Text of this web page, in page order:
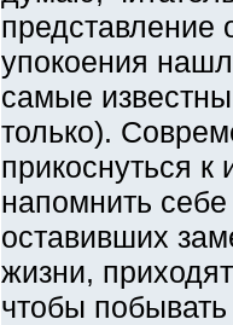
представление
упокоения
самые
только).
прикоснуться
напомнить
оставивших
жизни,
чтобы